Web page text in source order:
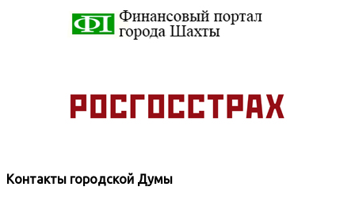
Контакты городской Думы